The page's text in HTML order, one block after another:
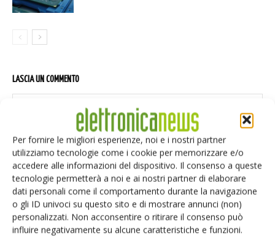
Per fornire le migliori esperienze, noi e i nostri partner
utilizziamo tecnologie come i cookie per memorizzare e/o
accedere alle informazioni del dispositivo. Il consenso a queste
tecnologie permetterà a noi e ai nostri partner di elaborare
dati personali come il comportamento durante la navigazione
o gli ID univoci su questo sito e di mostrare annunci (non)
personalizzati. Non acconsentire o ritirare il consenso può
influire negativamente su alcune caratteristiche e funzioni.
LASCIA UN COMMENTO